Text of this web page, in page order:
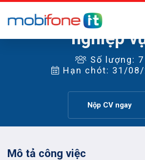
Chuyên viên
nghiệp
Số lượng: 7
Hạn chót: 31/08/
Nộp CV ngay
Mô tả công việc